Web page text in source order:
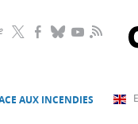
RSS
AUX INCENDIES